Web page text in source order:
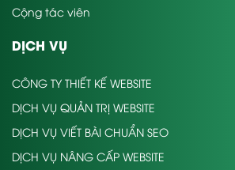
Cộng tác viên
DỊCH VỤ
CÔNG TY THIẾT KẾ WEBSITE
DỊCH VỤ QUẢN TRỊ WEBSITE
DỊCH VỤ VIẾT BÀI CHUẨN SEO
DỊCH VỤ NÂNG CẤP WEBSITE